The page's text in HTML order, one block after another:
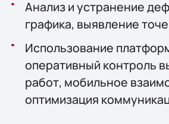
Анализ и устранение
графика, выявление
Использование
оперативный контроль
работ, мобильное
оптимизация